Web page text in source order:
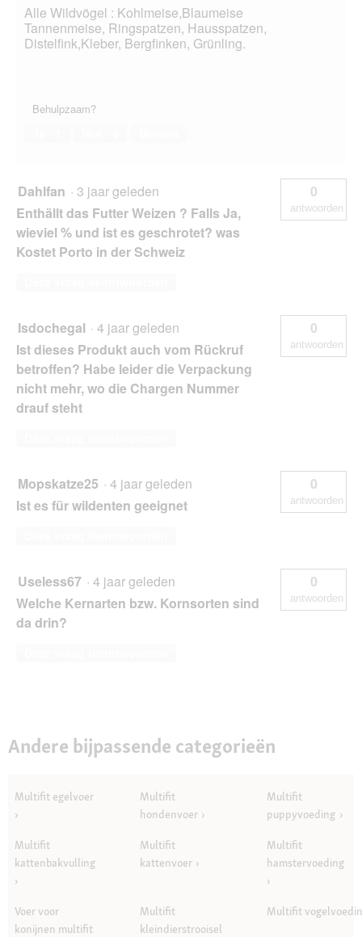
Alle Wildvögel : Kohlmeise,Blaumeise
Tannenmeise, Ringspatzen, Hausspatzen,
Distelfink,Kleber, Bergfinken, Grünling.
Behulpzaam?
Dahlfan · 3 jaar geleden
Enthällt das Futter Weizen ? Falls Ja,
wieviel % und ist es geschrotet? was
Kostet Porto in der Schweiz
0
antwoorden
Isdochegal · 4 jaar geleden
Ist dieses Produkt auch vom Rückruf
betroffen? Habe leider die Verpackung
nicht mehr, wo die Chargen Nummer
drauf steht
0
antwoorden
Mopskatze25 · 4 jaar geleden
Ist es für wildenten geeignet
0
antwoorden
Useless67 · 4 jaar geleden
Welche Kernarten bzw. Kornsorten sind
da drin?
0
antwoorden
Andere bijpassende categorieën
Multifit egelvoer
Multifit
hondenvoer
Multifit
puppyvoeding
Multifit
kattenbakvulling
Multifit
kattenvoer
Multifit
hamstervoeding
Voer voor
konijnen multifit
Multifit
kleindierstrooisel
Multifit